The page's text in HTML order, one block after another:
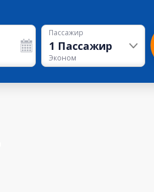
Пассажир
1 Пассажир
Эконом